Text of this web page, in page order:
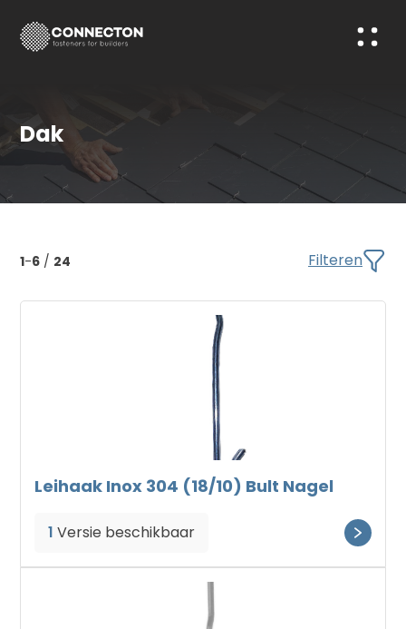
Dak
1-6 / 24 Filteren
Leihaak Inox 304 (18/10) Bult Nagel
1 Versie beschikbaar